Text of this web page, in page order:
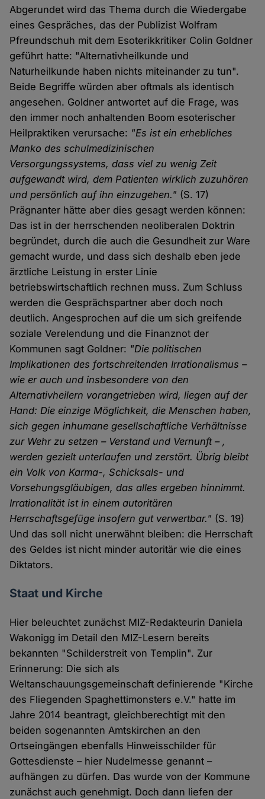
Abgerundet wird das Thema durch die Wiedergabe
eines Gespräches, das der Publizist Wolfram
Pfreundschuh mit dem Esoterikkritiker Colin Goldner
geführt hatte: "Alternativheilkunde und
Naturheilkunde haben nichts miteinander zu tun".
Beide Begriffe würden aber oftmals als identisch
angesehen. Goldner antwortet auf die Frage, was
den immer noch anhaltenden Boom esoterischer
Heilpraktiken verursache: "Es ist ein erhebliches
Manko des schulmedizinischen
Versorgungssystems, dass viel zu wenig Zeit
aufgewandt wird, dem Patienten wirklich zuzuhören
und persönlich auf ihn einzugehen." (S. 17)
Prägnanter hätte aber dies gesagt werden können:
Das ist in der herrschenden neoliberalen Doktrin
begründet, durch die auch die Gesundheit zur Ware
gemacht wurde, und dass sich deshalb eben jede
ärztliche Leistung in erster Linie
betriebswirtschaftlich rechnen muss. Zum Schluss
werden die Gesprächspartner aber doch noch
deutlich. Angesprochen auf die um sich greifende
soziale Verelendung und die Finanznot der
Kommunen sagt Goldner: "Die politischen
Implikationen des fortschreitenden Irrationalismus –
wie er auch und insbesondere von den
Alternativheilern vorangetrieben wird, liegen auf der
Hand: Die einzige Möglichkeit, die Menschen haben,
sich gegen inhumane gesellschaftliche Verhältnisse
zur Wehr zu setzen – Verstand und Vernunft – ,
werden gezielt unterlaufen und zerstört. Übrig bleibt
ein Volk von Karma-, Schicksals- und
Vorsehungsgläubigen, das alles ergeben hinnimmt.
Irrationalität ist in einem autoritären
Herrschaftsgefüge insofern gut verwertbar." (S. 19)
Und das soll nicht unerwähnt bleiben: die Herrschaft
des Geldes ist nicht minder autoritär wie die eines
Diktators.
Staat und Kirche
Hier beleuchtet zunächst MIZ-Redakteurin Daniela
Wakonigg im Detail den MIZ-Lesern bereits
bekannten "Schilderstreit von Templin". Zur
Erinnerung: Die sich als
Weltanschauungsgemeinschaft definierende "Kirche
des Fliegenden Spaghettimonsters e.V." hatte im
Jahre 2014 beantragt, gleichberechtigt mit den
beiden sogenannten Amtskirchen an den
Ortseingängen ebenfalls Hinweisschilder für
Gottesdienste – hier Nudelmesse genannt –
aufhängen zu dürfen. Das wurde von der Kommune
zunächst auch genehmigt. Doch dann liefen der